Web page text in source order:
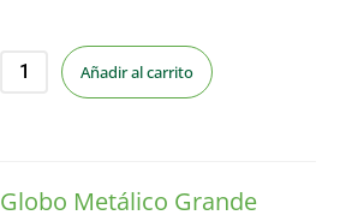
Añadir al carrito
Globo Metálico Grande